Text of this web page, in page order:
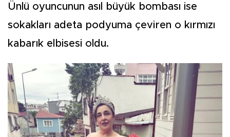
Ünlü oyuncunun asıl büyük bombası ise
sokakları adeta podyuma çeviren o kırmızı
kabarık elbisesi oldu.